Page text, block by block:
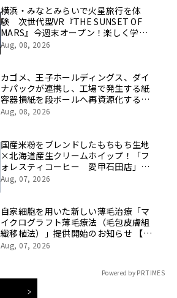
像を公開！
横浜・みなとみらいで火星旅行を体
験 次世代型VR『THE SUNSET OF
MARS』今週末オープン！楽しく学べ
るパネル展やワークショップなど関連
Aug, 08, 2026
カゴメ、王子ホールディングス、ダイ
ナパックが連携し、工場で発生する紙
容器損紙を段ボールへ再資源化する実
証を開始
Aug, 08, 2026
国産米粉をブレンドしたもちもち生地
×北海道産生クリームホイップ！「フ
ォレスティコーヒー 愛甲石田店」に
て、８月１７日（月）からクレープ販
Aug, 07, 2026
自家細胞を用いた新しい薄毛治療「マ
イクログラフト薄毛療法（毛包皮膚組
織移植法）」提供開始のお知らせ 【医
療法人社団 青真会 青山エルクリニ
Aug, 07, 2026
Powered by PR TIMES